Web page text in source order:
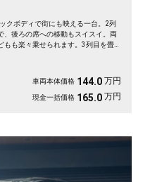
クボディで街にも映える一台。2列
、後ろの席への移動もスイスイ。両
もも楽々乗せられます。3列目を畳
旅行にも送迎にも頼れる相棒です
す😊
車両本体価格 144.0 万円
現金一括価格 165.0 万円